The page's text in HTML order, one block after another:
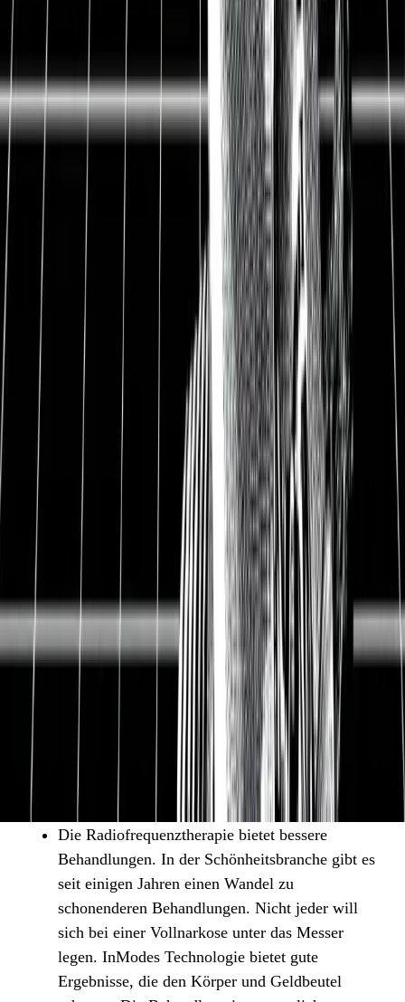
InMode Aktie und Aktienanalyse
Hauptsitz
Israel
ISIN
IL0011595993
WKN
A2PP3A
Ticker-Symbol
INMD
Branche
Gesundheit
Kurs
81 USD
68 EUR
Ausstehende Aktien
42,1 Mio.
Marktkapitalisierung
3.080 Mio. USD
Enterprise Value
2.820 Mio. USD
Nettoliquidität
260 Mio. USD
Bruttomarge
85,1 %
EBIT-Marge
35,3 %
Gewinnmarge
36,4 %
Free Cash Flow-Rendite
3,3 %
Dividendenrendite
0,0 %
Datum
16.04.2021
InMode Aktie und Aktienanalyse
Die Schönheitsbranche boomt. Die Menschheit
wird immer älter. Dadurch treten einerseits mehr
Krankheiten auf, andererseits fühlen sich viele
nicht mehr wohl mit ihrem Körper. Die sozialen
Medien tun ihren Rest. Wer sein Gesicht
öffentlich zeigt, der möchte gut aussehen. Der
Markt für Schönheitsbehandlungen wächst
deshalb mit beeindruckenden 11 % pro Jahr.
Die Radiofrequenztherapie bietet bessere
Behandlungen. In der Schönheitsbranche gibt es
seit einigen Jahren einen Wandel zu
schonenderen Behandlungen. Nicht jeder will
sich bei einer Vollnarkose unter das Messer
legen. InModes Technologie bietet gute
Ergebnisse, die den Körper und Geldbeutel